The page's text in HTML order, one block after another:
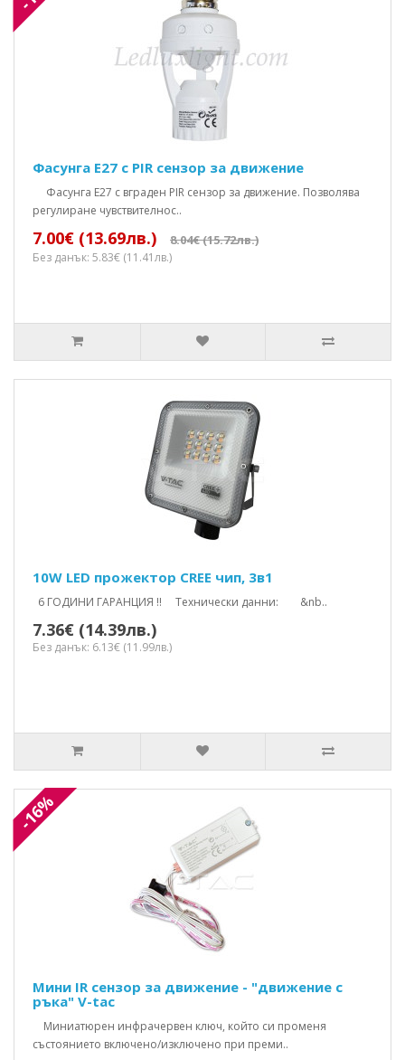
Фасунга Е27 с PIR сензор за движение
Фасунга E27 с вграден PIR сензор за движение. Позволява
регулиране чувствителнос..
7.00€ (13.69лв.) 8.04€ (15.72лв.)
Без данък: 5.83€ (11.41лв.)
10W LED прожектор CREE чип, 3в1
6 ГОДИНИ ГАРАНЦИЯ !! Технически данни: &nb..
7.36€ (14.39лв.)
Без данък: 6.13€ (11.99лв.)
-16%
Мини IR сензор за движение - "движение с
ръка" V-tac
Mиниатюрен инфрачервен ключ, който си променя
състоянието включено/изключено при преми..